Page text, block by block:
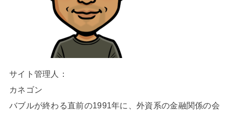
サイト管理人：
カネゴン
バブルが終わる直前の1991年に、外資系の金融関係の会